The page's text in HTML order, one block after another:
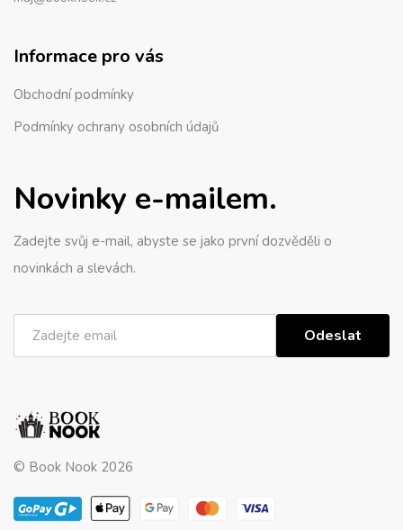
Informace pro vás
Obchodní podmínky
Podmínky ochrany osobních údajů
Novinky e-mailem.
Zadejte svůj e-mail, abyste se jako první dozvěděli o
novinkách a slevách.
Odeslat
© Book Nook 2026